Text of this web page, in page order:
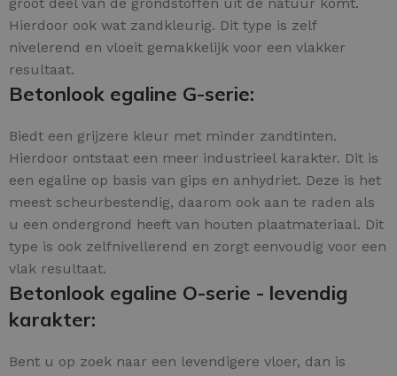
Hierdoor ook wat zandkleurig. Dit type is zelf
nivelerend en vloeit gemakkelijk voor een vlakker
resultaat.
Betonlook egaline G-serie:
Biedt een grijzere kleur met minder zandtinten.
Hierdoor ontstaat een meer industrieel karakter. Dit is
een egaline op basis van gips en anhydriet. Deze is het
meest scheurbestendig, daarom ook aan te raden als
u een ondergrond heeft van houten plaatmateriaal. Dit
type is ook zelfnivellerend en zorgt eenvoudig voor een
vlak resultaat.
Betonlook egaline O-serie - levendig
karakter:
Bent u op zoek naar een levendigere vloer, dan is